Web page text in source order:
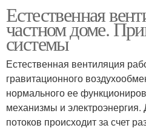
Естественная
частном доме.
системы
Естественная вентиляция
гравитационного
нормального ее
механизмы и
потоков происходит за счет